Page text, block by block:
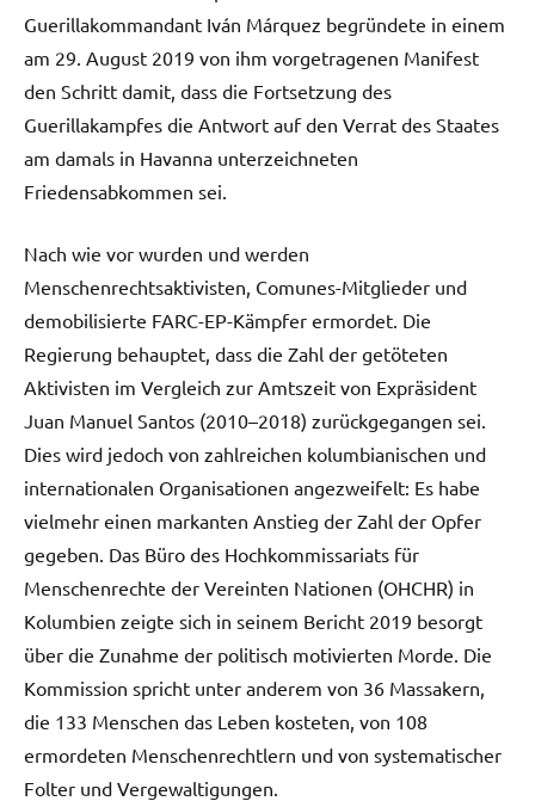
Guerillakommandant Iván Márquez begründete in einem
am 29. August 2019 von ihm vorgetragenen Manifest
den Schritt damit, dass die Fortsetzung des
Guerillakampfes die Antwort auf den Verrat des Staates
am damals in Havanna unterzeichneten
Friedensabkommen sei.
Nach wie vor wurden und werden
Menschenrechtsaktivisten, Comunes-Mitglieder und
demobilisierte FARC-EP-Kämpfer ermordet. Die
Regierung behauptet, dass die Zahl der getöteten
Aktivisten im Vergleich zur Amtszeit von Expräsident
Juan Manuel Santos (2010–2018) zurückgegangen sei.
Dies wird jedoch von zahlreichen kolumbianischen und
internationalen Organisationen angezweifelt: Es habe
vielmehr einen markanten Anstieg der Zahl der Opfer
gegeben. Das Büro des Hochkommissariats für
Menschenrechte der Vereinten Nationen (OHCHR) in
Kolumbien zeigte sich in seinem Bericht 2019 besorgt
über die Zunahme der politisch motivierten Morde. Die
Kommission spricht unter anderem von 36 Massakern,
die 133 Menschen das Leben kosteten, von 108
ermordeten Menschenrechtlern und von systematischer
Folter und Vergewaltigungen.